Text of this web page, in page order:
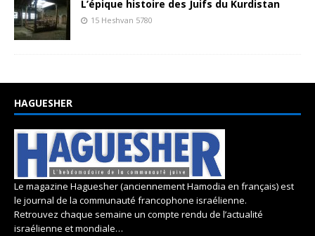
L’épique histoire des Juifs du Kurdistan
15 Heshvan 5780
HAGUESHER
Le magazine Haguesher (anciennement Hamodia en français) est
le journal de la communauté francophone israélienne.
Retrouvez chaque semaine un compte rendu de l’actualité
israélienne et mondiale…